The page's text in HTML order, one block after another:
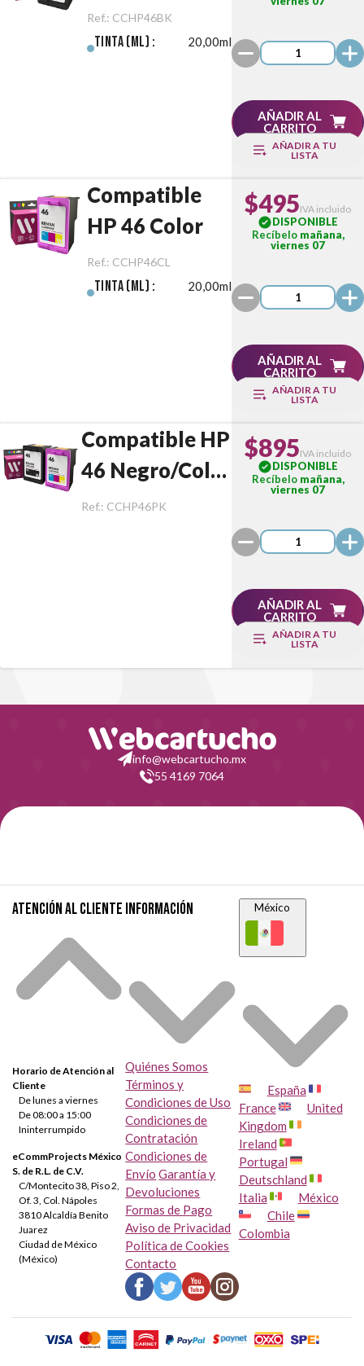
Ref.: CCHP46BK
Tinta (ml) : 20,00ml
AÑADIR AL
CARRITO
AÑADIR A TU
LISTA
Compatible
HP 46 Color
Ref.: CCHP46CL
Tinta (ml) : 20,00ml
$495IVA incluido
DISPONIBLE
Recíbelo mañana,
viernes 07
AÑADIR AL
CARRITO
AÑADIR A TU
LISTA
Compatible HP
46 Negro/Color
Pack
Ref.: CCHP46PK
$895IVA incluido
DISPONIBLE
Recíbelo mañana,
viernes 07
AÑADIR AL
CARRITO
AÑADIR A TU
LISTA
info@webcartucho.mx
55 4169 7064
Atención al cliente
Horario de Atención al
Cliente
De lunes a viernes
De 08:00 a 15:00
Ininterrumpido
eCommProjects México
S. de R.L. de C.V.
C/Montecito 38, Piso 2,
Of. 3, Col. Nápoles
3810 Alcaldía Benito
Juarez
Ciudad de México
(México)
Información
Quiénes Somos
Términos y
Condiciones de Uso
Condiciones de
Contratación
Condiciones de
Envío Garantía y
Devoluciones
Formas de Pago
Aviso de Privacidad
Política de Cookies
Contacto
México
España
France
United
Kingdom
Ireland
Portugal
Deutschland
Italia
México
Chile
Colombia